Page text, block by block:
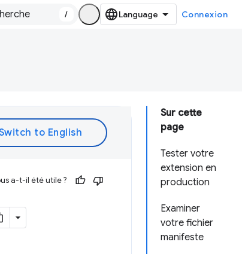
/ Connexion
Sur cette
page
Tester votre
extension en
production
Examiner
votre fichier
manifeste
a-t-il été utile ?